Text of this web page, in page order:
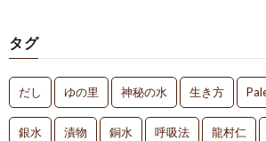
タグ
だし ゆの里 神秘の水 生き方
銀水 漬物 銅水 呼吸法 龍村仁